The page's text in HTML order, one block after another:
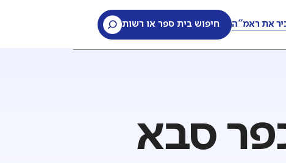
את ראמ"ה חיפוש בית ספר או רשות
סבא